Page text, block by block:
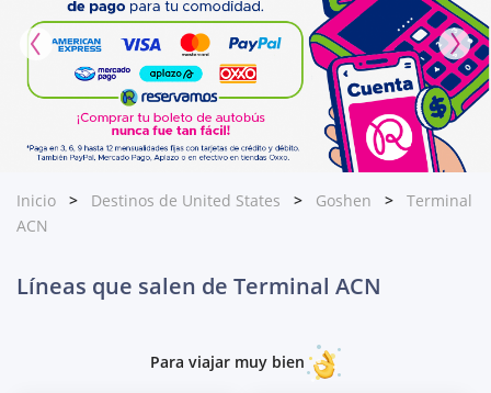
Inicio Destinos de United States Goshen
Terminal
ACN
Líneas que salen de Terminal ACN
Para viajar muy bien